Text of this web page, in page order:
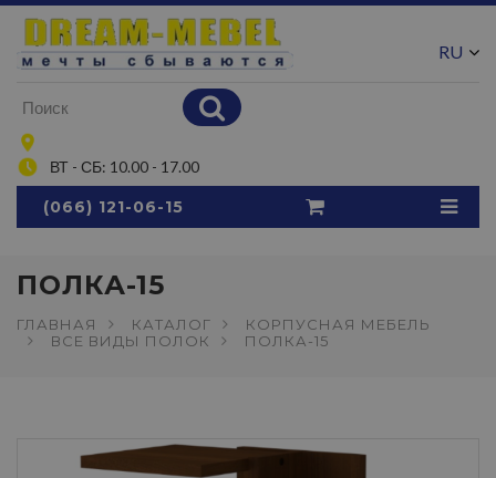
ВТ - СБ: 10.00 - 17.00
RU
(066) 121-06-15
ПОЛКА-15
ГЛАВНАЯ КАТАЛОГ
КОРПУСНАЯ МЕБЕЛЬ
ВСЕ ВИДЫ ПОЛОК
ПОЛКА-15